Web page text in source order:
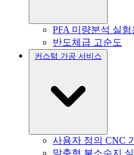
PFA 미량분석 실험
반도체급 고순도
커스텀 가공 서비스
사용자 정의 CNC
맞춤형 불소수지